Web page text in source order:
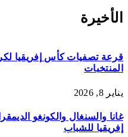
الأخيرة
المنتخبات
يناير 8, 2026
غانا والسنغال والكونغو
إفريقيا للشباب